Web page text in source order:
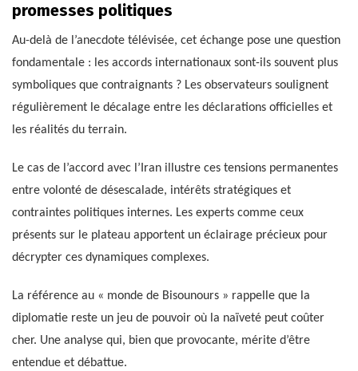
promesses politiques
Au-delà de l’anecdote télévisée, cet échange pose une question
fondamentale : les accords internationaux sont-ils souvent plus
symboliques que contraignants ? Les observateurs soulignent
régulièrement le décalage entre les déclarations officielles et
les réalités du terrain.
Le cas de l’accord avec l’Iran illustre ces tensions permanentes
entre volonté de désescalade, intérêts stratégiques et
contraintes politiques internes. Les experts comme ceux
présents sur le plateau apportent un éclairage précieux pour
décrypter ces dynamiques complexes.
La référence au « monde de Bisounours » rappelle que la
diplomatie reste un jeu de pouvoir où la naïveté peut coûter
cher. Une analyse qui, bien que provocante, mérite d’être
entendue et débattue.